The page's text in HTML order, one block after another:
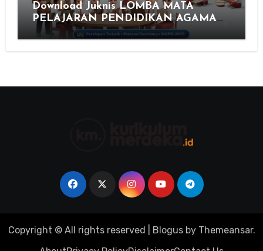
Download Juknis LOMBA MATA
PELAJARAN PENDIDIKAN AGAMA
ISLAM DAN SENI ISLAMI (MAPSI)
Copyright © All rights reserved Blogusby Themeansar.